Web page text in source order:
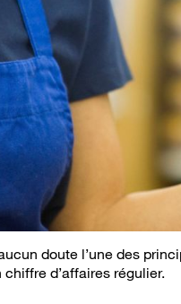
doute l’une des
d’affaires régulier.